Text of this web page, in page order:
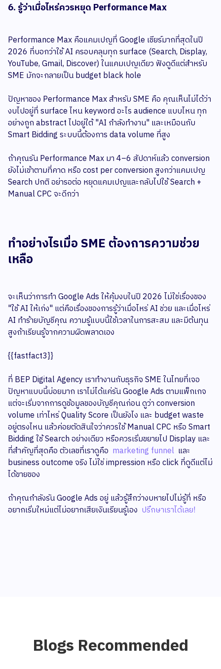
6. รู้ว่าเมื่อไหร่ควรหยุด Performance Max
Performance Max คือแคมเปญที่ Google เชียร์มากที่สุดในปี
2026 ที่บอกว่าใช้ AI ครอบคลุมทุก surface (Search, Display,
YouTube, Gmail, Discover) ในแคมเปญเดียว ฟังดูดีแต่สำหรับ
SME มักจะกลายเป็น budget black hole
ปัญหาของ Performance Max สำหรับ SME คือ คุณเห็นไม่ได้ว่า
งบไปอยู่ที่ surface ไหน keyword อะไร audience แบบไหน ทุก
อย่างถูก abstract ไปอยู่ใต้ "AI กำลังทำงาน" และเหมือนกับ
Smart Bidding ระบบนี้ต้องการ data volume ที่สูง
ถ้าคุณรัน Performance Max มา 4–6 สัปดาห์แล้ว conversion
ยังไม่เข้าตามที่คาด หรือ cost per conversion สูงกว่าแคมเปญ
Search ปกติ อย่ารอต่อ หยุดแคมเปญและกลับไปใช้ Search +
Manual CPC จะดีกว่า
ทำอย่างไรเมื่อ SME ต้องการความช่วย
เหลือ
จะเห็นว่าการทำ Google Ads ให้คุ้มงบในปี 2026 ไม่ใช่เรื่องของ
"ใช้ AI ให้เก่ง" แต่คือเรื่องของการรู้ว่าเมื่อไหร่ AI ช่วย และเมื่อไหร่
AI ทำร้ายบัญชีคุณ ความรู้แบบนี้ใช้เวลาในการสะสม และมีต้นทุน
สูงถ้าเรียนรู้จากความผิดพลาดเอง
{{fastfact3}}
ที่ BEP Digital Agency เราทำงานกับธุรกิจ SME ในไทยที่เจอ
ปัญหาแบบนี้บ่อยมาก เราไม่ได้แค่รัน Google Ads ตามแพ็กเกจ
แต่จะเริ่มจากการดูข้อมูลของบัญชีคุณก่อน ดูว่า conversion
volume เท่าไหร่ Quality Score เป็นยังไง และ budget waste
อยู่ตรงไหน แล้วค่อยตัดสินใจว่าควรใช้ Manual CPC หรือ Smart
Bidding ใช้ Search อย่างเดียว หรือควรเริ่มขยายไป Display และ
ที่สำคัญที่สุดคือ ตัวเลขที่เราดูคือ marketing funnel และ
business outcome จริง ไม่ใช่ impression หรือ click ที่ดูดีแต่ไม่
ได้ขายของ
ถ้าคุณกำลังรัน Google Ads อยู่ แล้วรู้สึกว่างบหายไปไม่รู้ที่ หรือ
อยากเริ่มใหม่แต่ไม่อยากเสียเงินเรียนรู้เอง ปรึกษาเราได้เลย!
Blogs Recommended